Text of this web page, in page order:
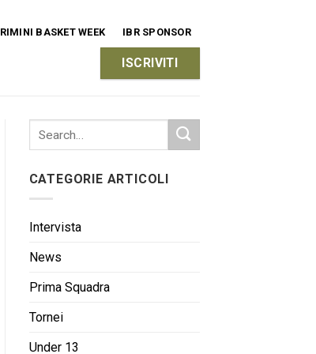
RIMINI BASKET WEEK IBR SPONSOR
ISCRIVITI
CATEGORIE ARTICOLI
Intervista
News
Prima Squadra
Tornei
Under 13